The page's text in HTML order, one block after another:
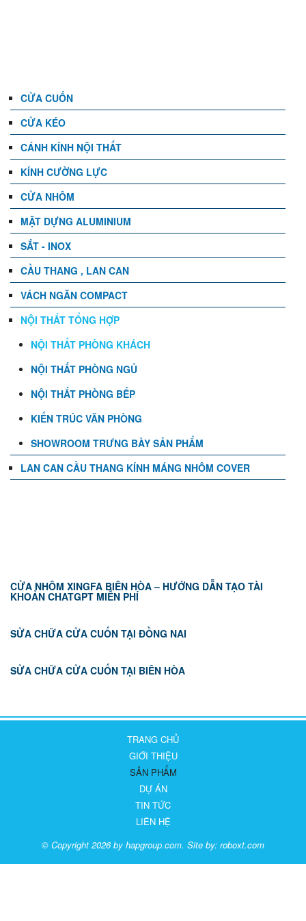
CỬA CUỐN
CỬA KÉO
CÁNH KÍNH NỘI THẤT
KÍNH CƯỜNG LỰC
CỬA NHÔM
MẶT DỰNG ALUMINIUM
SẮT - INOX
CẦU THANG , LAN CAN
VÁCH NGĂN COMPACT
NỘI THẤT TỔNG HỢP
NỘI THẤT PHÒNG KHÁCH
NỘI THẤT PHÒNG NGỦ
NỘI THẤT PHÒNG BẾP
KIẾN TRÚC VĂN PHÒNG
SHOWROOM TRƯNG BÀY SẢN PHẨM
LAN CAN CẦU THANG KÍNH MÁNG NHÔM COVER
CỬA NHÔM XINGFA BIÊN HÒA – HƯỚNG DẪN TẠO TÀI
KHOẢN CHATGPT MIỄN PHÍ
SỬA CHỮA CỬA CUỐN TẠI ĐỒNG NAI
SỬA CHỮA CỬA CUỐN TẠI BIÊN HÒA
TRANG CHỦ
GIỚI THIỆU
SẢN PHẨM
DỰ ÁN
TIN TỨC
LIÊN HỆ
© Copyright 2026 by hapgroup.com. Site by: roboxt.com